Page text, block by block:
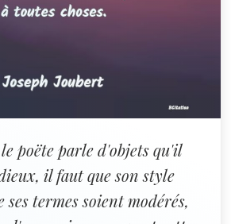
poëte parle d'objets qu'il
il faut que son style
ses termes soient modérés,